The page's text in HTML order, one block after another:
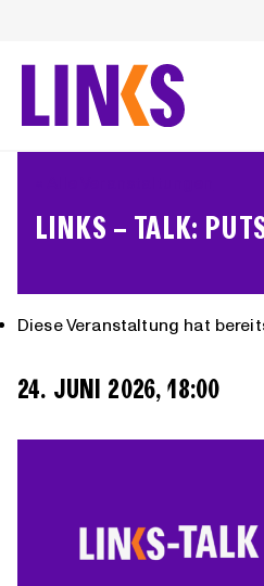
springen
LINKS – TALK:
Diese Veranstaltung hat
24. JUNI 2026, 18:00